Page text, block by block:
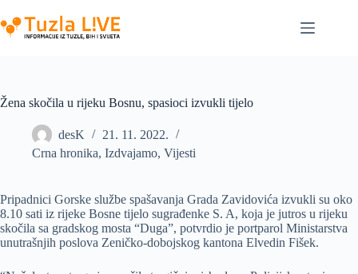
to
content
Žena skočila u rijeku Bosnu, spasioci izvukli tijelo
desK
21. 11. 2022.
Crna hronika, Izdvajamo, Vijesti
Pripadnici Gorske službe spašavanja Grada Zavidovića izvukli su oko
8.10 sati iz rijeke Bosne tijelo sugrađenke S. A, koja je jutros u rijeku
skočila sa gradskog mosta “Duga”, potvrdio je portparol Ministarstva
unutrašnjih poslova Zeničko-dobojskog kantona Elvedin Fišek.